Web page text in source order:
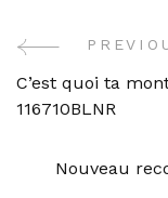
Post
C’est quoi ta
116710BLNR
Nouveau